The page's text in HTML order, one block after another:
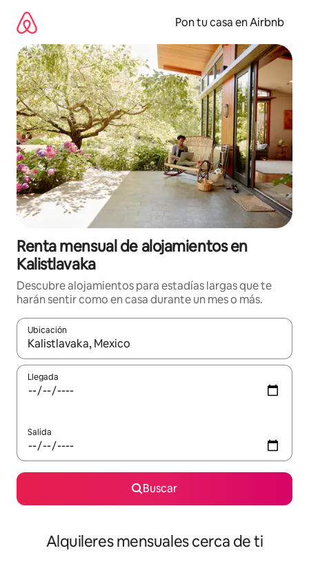
contenido
Pon tu casa en Airbnb
Renta mensual de alojamientos en
Kalistlavaka
Descubre alojamientos para estadías largas que te
harán sentir como en casa durante un mes o más.
Ubicación
Cuando los resultados estén disponibles, navega con las
Llegada
Salida
Buscar
Alquileres mensuales cerca de ti